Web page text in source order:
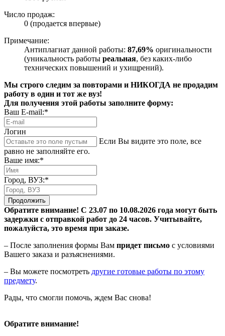
Число продаж:
0 (продается впервые)
Примечание:
Антиплагиат данной работы: 87,69% оригинальности
(уникальность работы реальная, без каких-либо
технических повышений и ухищрений).
Мы строго следим за повторами и НИКОГДА не продадим
работу в один и тот же вуз!
Для получения этой работы заполните форму:
Ваш E-mail:*
Логин
Если Вы видите это поле, все
равно не заполняйте его.
Ваше имя:*
Город, ВУЗ:*
Продолжить
Обратите внимание! С 23.07 по 10.08.2026 года могут быть
задержки с отправкой работ до 24 часов. Учитывайте,
пожалуйста, это время при заказе.
– После заполнения формы Вам придет письмо с условиями
Вашего заказа и разъяснениями.
– Вы можете посмотреть другие готовые работы по этому
предмету.
Рады, что смогли помочь, ждем Вас снова!
Обратите внимание!